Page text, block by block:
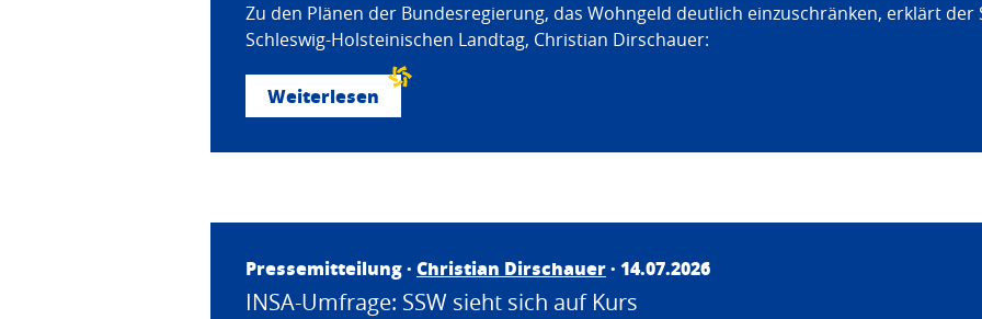
Zu den Plänen der Bundesregierung, das Wohngeld deutlich einzuschränken, erklärt der
Schleswig-Holsteinischen Landtag, Christian Dirschauer:
Weiterlesen
Pressemitteilung · Christian Dirschauer· 14.07.2026
INSA-Umfrage: SSW sieht sich auf Kurs